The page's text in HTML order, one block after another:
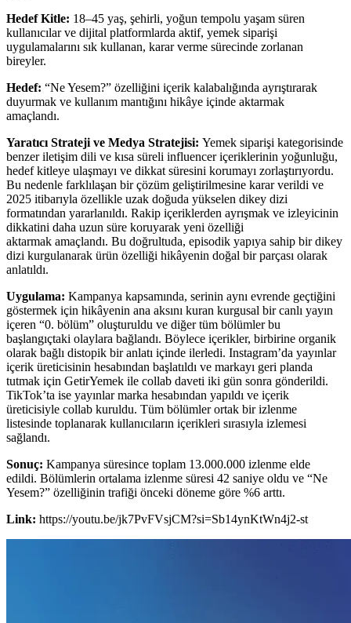
Hedef Kitle: 18–45 yaş, şehirli, yoğun tempolu yaşam süren
kullanıcılar ve dijital platformlarda aktif, yemek siparişi
uygulamalarını sık kullanan, karar verme sürecinde zorlanan
bireyler.
Hedef: “Ne Yesem?” özelliğini içerik kalabalığında ayrıştırarak
duyurmak ve kullanım mantığını hikâye içinde aktarmak
amaçlandı.
Yaratıcı Strateji ve Medya Stratejisi: Yemek siparişi kategorisinde
benzer iletişim dili ve kısa süreli influencer içeriklerinin yoğunluğu,
hedef kitleye ulaşmayı ve dikkat süresini korumayı zorlaştırıyordu.
Bu nedenle farklılaşan bir çözüm geliştirilmesine karar verildi ve
2025 itibarıyla özellikle uzak doğuda yükselen dikey dizi
formatından yararlanıldı. Rakip içeriklerden ayrışmak ve izleyicinin
dikkatini daha uzun süre koruyarak yeni özelliği
aktarmak amaçlandı. Bu doğrultuda, episodik yapıya sahip bir dikey
dizi kurgulanarak ürün özelliği hikâyenin doğal bir parçası olarak
anlatıldı.
Uygulama: Kampanya kapsamında, serinin aynı evrende geçtiğini
göstermek için hikâyenin ana aksını kuran kurgusal bir canlı yayın
içeren “0. bölüm” oluşturuldu ve diğer tüm bölümler bu
başlangıçtaki olaylara bağlandı. Böylece içerikler, birbirine organik
olarak bağlı distopik bir anlatı içinde ilerledi. Instagram’da yayınlar
içerik üreticisinin hesabından başlatıldı ve markayı geri planda
tutmak için GetirYemek ile collab daveti iki gün sonra gönderildi.
TikTok’ta ise yayınlar marka hesabından yapıldı ve içerik
üreticisiyle collab kuruldu. Tüm bölümler ortak bir izlenme
listesinde toplanarak kullanıcıların içerikleri sırasıyla izlemesi
sağlandı.
Sonuç: Kampanya süresince toplam 13.000.000 izlenme elde
edildi. Bölümlerin ortalama izlenme süresi 42 saniye oldu ve “Ne
Yesem?” özelliğinin trafiği önceki döneme göre %6 arttı.
Link: https://youtu.be/jk7PvFVsjCM?si=Sb14ynKtWn4j2-st